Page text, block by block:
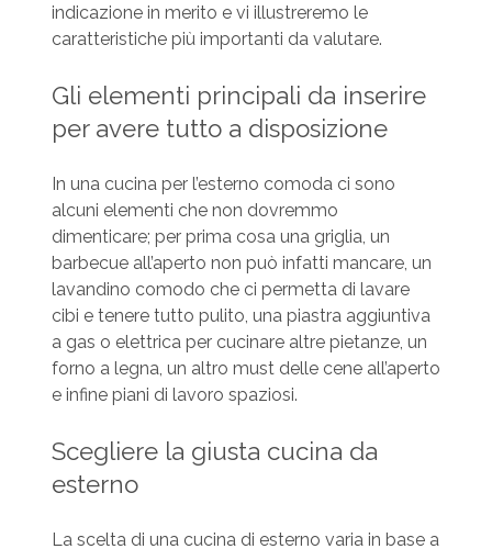
indicazione in merito e vi illustreremo le
caratteristiche più importanti da valutare.
Gli elementi principali da inserire
per avere tutto a disposizione
In una cucina per l’esterno comoda ci sono
alcuni elementi che non dovremmo
dimenticare; per prima cosa una griglia, un
barbecue all’aperto non può infatti mancare, un
lavandino comodo che ci permetta di lavare
cibi e tenere tutto pulito, una piastra aggiuntiva
a gas o elettrica per cucinare altre pietanze, un
forno a legna, un altro must delle cene all’aperto
e infine piani di lavoro spaziosi.
Scegliere la giusta cucina da
esterno
La scelta di una cucina di esterno varia in base a